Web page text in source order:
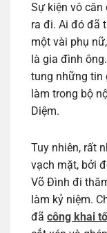
Sự kiện vô
ra đi. Ai đó đã
một vài phụ
là gia đình
tung những tin
làm trong bộ
Diệm.
Tuy nhiên, rất
vạch mặt, bởi
Võ Đình đi
làm kỷ niệm.
đã công khai